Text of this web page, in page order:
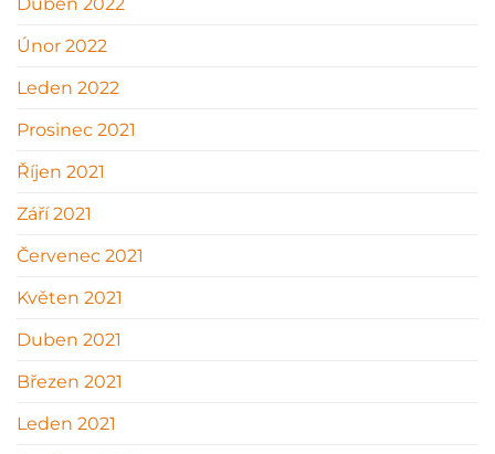
Únor 2022
Leden 2022
Prosinec 2021
Říjen 2021
Září 2021
Červenec 2021
Květen 2021
Duben 2021
Březen 2021
Leden 2021